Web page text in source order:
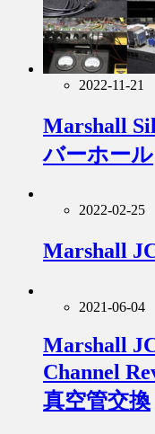
2022-11-21
Marshall
バーホール
2022-02-25
Marshall
2021-06-04
Marshall
Channel
真空管交換